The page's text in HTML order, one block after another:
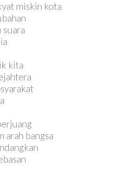
miskin kota
suara
kita
arah bangsa